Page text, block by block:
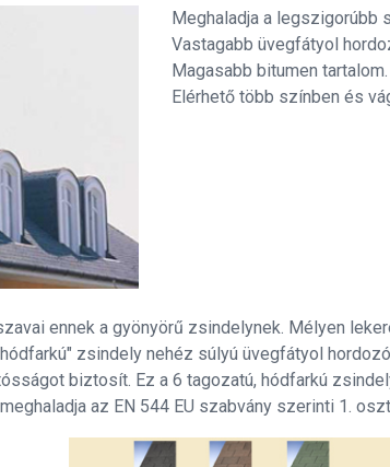
Meghaladja a legszigorúbb
Vastagabb üvegfátyol
Magasabb bitumen tartalom.
Elérhető több színben és
ennek a gyönyörű zsindelynek. Mélyen
zsindely nehéz súlyú üvegfátyol
biztosít. Ez a 6 tagozatú, hódfarkú
az EN 544 EU szabvány szerinti 1.